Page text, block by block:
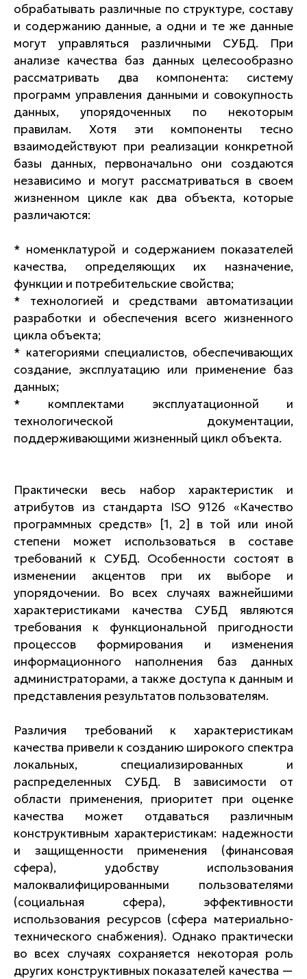
обрабатывать различные по структуре, составу
и содержанию данные, а одни и те же данные
могут управляться различными СУБД. При
анализе качества баз данных целесообразно
рассматривать два компонента: систему
программ управления данными и совокупность
данных, упорядоченных по некоторым
правилам. Хотя эти компоненты тесно
взаимодействуют при реализации конкретной
базы данных, первоначально они создаются
независимо и могут рассматриваться в своем
жизненном цикле как два объекта, которые
различаются:
* номенклатурой и содержанием показателей
качества, определяющих их назначение,
функции и потребительские свойства;
* технологией и средствами автоматизации
разработки и обеспечения всего жизненного
цикла объекта;
* категориями специалистов, обеспечивающих
создание, эксплуатацию или применение баз
данных;
* комплектами эксплуатационной и
технологической документации,
поддерживающими жизненный цикл объекта.
Практически весь набор характеристик и
атрибутов из стандарта ISO 9126 «Качество
программных средств» [1, 2] в той или иной
степени может использоваться в составе
требований к СУБД. Особенности состоят в
изменении акцентов при их выборе и
упорядочении. Во всех случаях важнейшими
характеристиками качества СУБД являются
требования к функциональной пригодности
процессов формирования и изменения
информационного наполнения баз данных
администраторами, а также доступа к данным и
представления результатов пользователям.
Различия требований к характеристикам
качества привели к созданию широкого спектра
локальных, специализированных и
распределенных СУБД. В зависимости от
области применения, приоритет при оценке
качества может отдаваться различным
конструктивным характеристикам: надежности
и защищенности применения (финансовая
сфера), удобству использования
малоквалифицированными пользователями
(социальная сфера), эффективности
использования ресурсов (сфера материально-
технического снабжения). Однако практически
во всех случаях сохраняется некоторая роль
других конструктивных показателей качества —